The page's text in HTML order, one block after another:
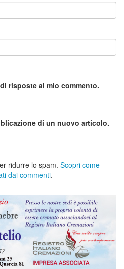
risposte al mio commento.
di un nuovo articolo.
ridurre lo spam. Scopri come
dai commenti.